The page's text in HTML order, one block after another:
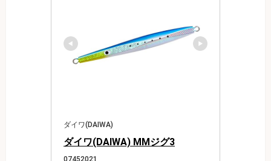
ダイワ(DAIWA)
ダイワ(DAIWA) MMジグ3